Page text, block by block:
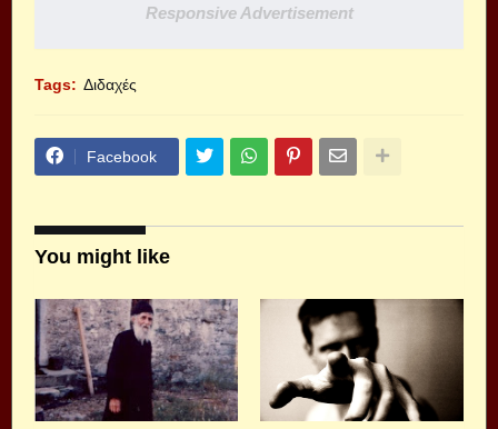
Responsive Advertisement
Tags: Διδαχές
Facebook
You might like